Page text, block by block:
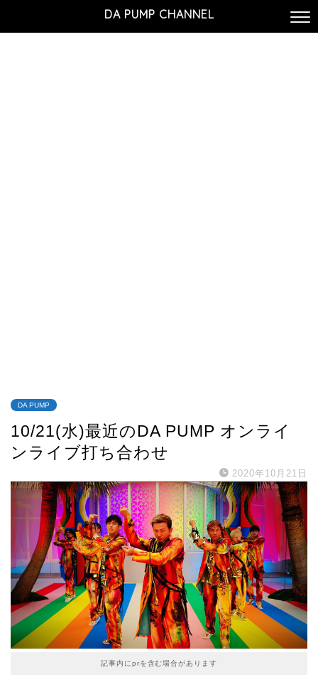
DA PUMP CHANNEL
DA PUMP
10/21(水)最近のDA PUMP オンライ
ンライブ打ち合わせ
2020年10月21日
記事内にprを含む場合があります